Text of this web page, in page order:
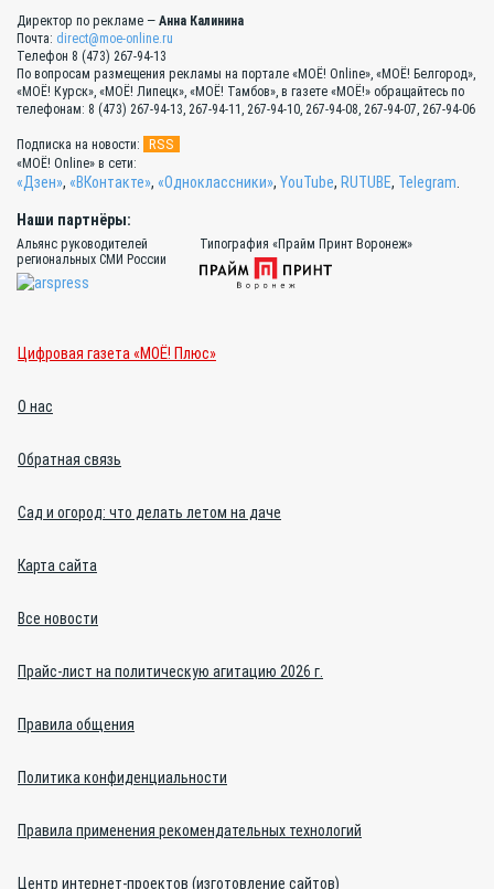
Директор по рекламе — Анна Калинина
Почта: direct@moe-online.ru
Телефон 8 (473) 267-94-13
По вопросам размещения рекламы на портале «МОЁ! Online», «МОЁ! Белгород»,
«МОЁ! Курск», «МОЁ! Липецк», «МОЁ! Тамбов», в газете «МОЁ!» обращайтесь по
телефонам: 8 (473) 267-94-13, 267-94-11, 267-94-10, 267-94-08, 267-94-07, 267-94-06
Подписка на новости: RSS
«МОЁ! Online» в сети:
«Дзен», «ВКонтакте», «Одноклассники», YouTube, RUTUBE, Telegram.
Наши партнёры:
Альянс руководителей
региональных СМИ России
Типография «Прайм Принт Воронеж»
Цифровая газета «МОЁ! Плюс»
О нас
Обратная связь
Сад и огород: что делать летом на даче
Карта сайта
Все новости
Прайс-лист на политическую агитацию 2026 г.
Правила общения
Политика конфиденциальности
Правила применения рекомендательных технологий
Центр интернет-проектов (изготовление сайтов)